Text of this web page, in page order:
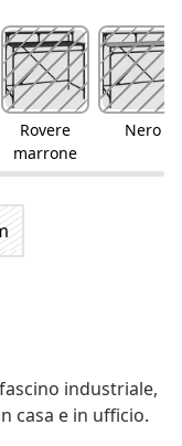
Rovere
marrone
Nero
industriale,
casa e in ufficio.